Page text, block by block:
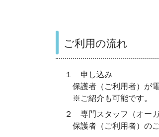
ご利用の流れ
１ 申し込み
保護者（ご利用者）が
※ご紹介も可能です。
２ 専門スタッフ（オー
保護者（ご利用者）の